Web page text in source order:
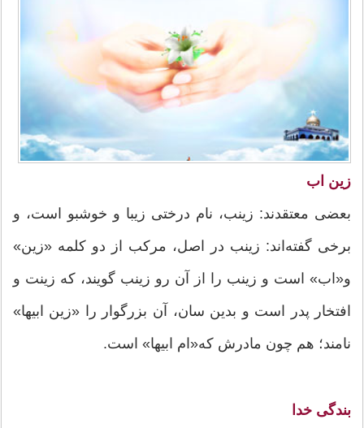
زین اب
بعضی معتقدند: زینب، نام درختی زیبا و خوشبو است، و
برخی گفته‌اند: زینب در اصل، مرکب از دو کلمه «زین»
و«اب» است و زینب را از آن رو زینب گویند، که زینت و
افتخار پدر است و بدین سان، آن بزرگوار را «زین ابیها»
نامند؛ هم چون مادرش که«ام ابیها» است.
بندگی خدا